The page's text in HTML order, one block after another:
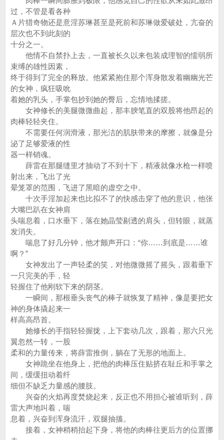
过，不管是看各种
Ａ片猎奇物还是意淫苏琳甚至是死前和苏琳做爱破处，亢奋的
层次也不到此刻的
十分之一。
他情不自禁扑上去，一直被长久以来包装成理智的懦弱所
束缚的雄性因素，
终于得到了完全的释放。他紧紧抱住那个浑身散发着幽幽光芒
的女神，疯狂吸吮
着她的乳头，手掌包抄到她的臀后，忘情地揉搓。
女神修长的美腿微微曲起，那丰腴笔直的双股将他昂起的
肉棒轻轻夹住。
不需要任何润滑液，那光洁的肌肤带来的摩擦，就像是分
泌了足够爱液的性
器一样销魂。
薛雷在那腿缝里才抽动了不到十下，精液就像水枪一样喷
射出来，飞出了光
晕笼罩的范围，飞进了黑暗的虚空之中。
十次手淫加起来也比拟不了的快感击穿了他的意识，他张
大嘴巴趴在女神肩
头喘息着，口水垂下，落在她晶莹剔透的肩头，但转眼，就蒸
发消失。
喘息了好几分钟，他才颤声开口：“你……到底是……谁
啊？”
女神发出了一声轻柔的笑，对他微微摇了摇头，跟着垂下
一只完美的手，轻
轻握住了他刚软下来的阴茎。
一瞬间，那根垂头丧气的棒子就恢复了精神，像是要把女
神的身体撬起来一
样高高昂首。
她修长的手指轻轻握拢，上下套动几次，跟着，那六只光
翼忽然一转，一股
柔和的力量传来，将薛雷推倒，躺在了无形的地面上。
女神跪坐在他身上，把他的肉棒压住贴挤在耻丘和手掌之
间，缓缓扭动着纤
细但不缺乏力量感的腰肢。
兴奋的火焰再度焚烧起来，反正也不用担心被谁听到，薛
雷大声地叫着，喘
息着，兴奋到浑身流汗，双腿抽搐。
接着，女神稍稍抬起下身，将他的肉棒往更后方的位置挪